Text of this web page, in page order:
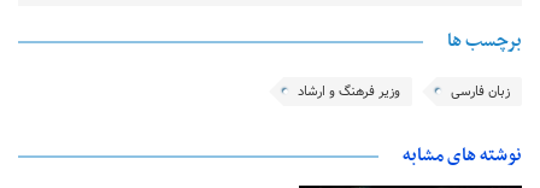
برچسب ها
زبان فارسی وزیر فرهنگ و ارشاد
نوشته های مشابه